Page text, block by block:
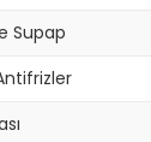
Supap